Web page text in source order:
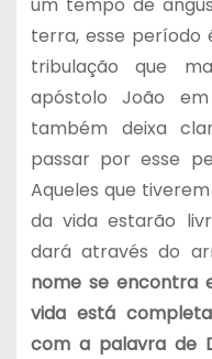
um tempo de
terra, esse período
tribulação que
apóstolo João
também deixa
passar por esse
Aqueles que
da vida estarão
dará através do
nome se encontra
vida está
com a palavra de